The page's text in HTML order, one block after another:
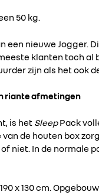
50 kg.
een nieuwe Jogger.
klanten toch al
zijn als het ook
riante afmetingen
is het SleepPack
de houten box
niet. In de normale
x 130 cm.